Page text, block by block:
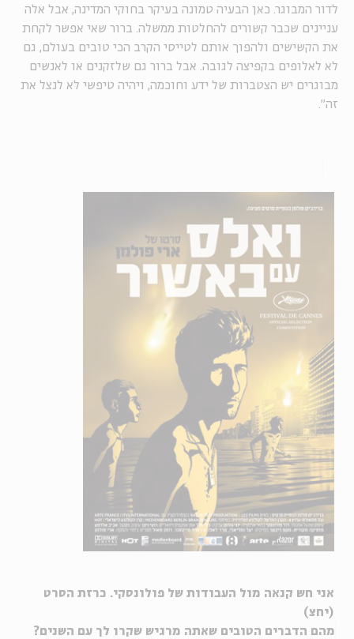
לדור המבוגר. כאן הבעיה טמונה בעיקר בחוקי המדינה, אבל אלה
עניינים שכבר קשורים להחלטות ממשלה. ברור שאי אפשר לקחת
את הקשישים ולהפוך אותם לטייסי הקרב הכי טובים בעולם, גם
לא לאלופים בקפיצה לגובה. אבל ברור גם שלזקנים או לאנשים
מבוגרים יש הצטברות של ידע וחוכמה, ויהיה טיפשי לא לנצל את
זה".
אני חש קנאה מול העבודות של פולונסקי. כרזת הסרט
(יחצ)
מהם הדברים הטובים שאתה מרגיש שקרו לך עם השנים?